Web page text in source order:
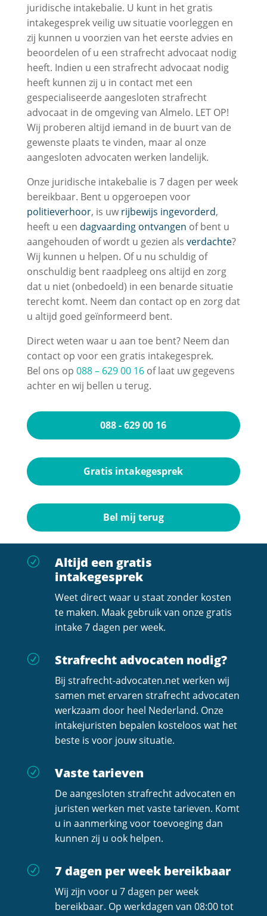
juridische intakebalie. U kunt in het gratis
intakegesprek veilig uw situatie voorleggen en
zij kunnen u voorzien van het eerste advies en
beoordelen of u een strafrecht advocaat nodig
heeft. Indien u een strafrecht advocaat nodig
heeft kunnen zij u in contact met een
gespecialiseerde aangesloten strafrecht
advocaat in de omgeving van Almelo. LET OP!
Wij proberen altijd iemand in de buurt van de
gewenste plaats te vinden, maar al onze
aangesloten advocaten werken landelijk.
Onze juridische intakebalie is 7 dagen per week
bereikbaar. Bent u opgeroepen voor
politieverhoor, is uw rijbewijs ingevorderd,
heeft u een dagvaarding ontvangen of bent u
aangehouden of wordt u gezien als verdachte?
Wij kunnen u helpen. Of u nu schuldig of
onschuldig bent raadpleeg ons altijd en zorg
dat u niet (onbedoeld) in een benarde situatie
terecht komt. Neem dan contact op en zorg dat
u altijd goed geïnformeerd bent.
Direct weten waar u aan toe bent? Neem dan
contact op voor een gratis intakegesprek.
Bel ons op 088 – 629 00 16of laat uw gegevens
achter en wij bellen u terug.
088 - 629 00 16
Gratis intakegesprek
Bel mij terug
R
Altijd een gratis
intakegesprek
Weet direct waar u staat zonder kosten
te maken. Maak gebruik van onze gratis
intake 7 dagen per week.
R Strafrecht advocaten nodig?
Bij strafrecht-advocaten.net werken wij
samen met ervaren strafrecht advocaten
werkzaam door heel Nederland. Onze
intakejuristen bepalen kosteloos wat het
beste is voor jouw situatie.
R Vaste tarieven
De aangesloten strafrecht advocaten en
juristen werken met vaste tarieven. Komt
u in aanmerking voor toevoeging dan
kunnen zij u ook helpen.
R 7 dagen per week bereikbaar
Wij zijn voor u 7 dagen per week
bereikbaar. Op werkdagen van 08:00 tot